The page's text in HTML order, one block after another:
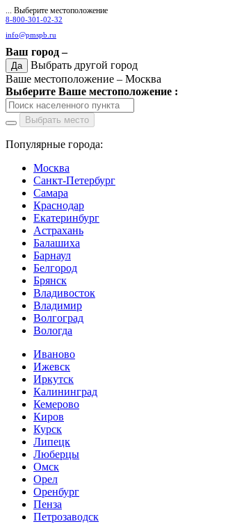
... Выберите местоположение
8-800-301-02-32
info@pmspb.ru
Ваш город –
Да
Выбрать другой город
Ваше местоположение – Москва
Выберите Ваше местоположение :
Выбрать место
Популярные города:
Москва
Санкт-Петербург
Самара
Краснодар
Екатеринбург
Астрахань
Балашиха
Барнаул
Белгород
Брянск
Владивосток
Владимир
Волгоград
Вологда
Иваново
Ижевск
Иркутск
Калининград
Кемерово
Киров
Курск
Липецк
Люберцы
Омск
Орел
Оренбург
Пенза
Петрозаводск